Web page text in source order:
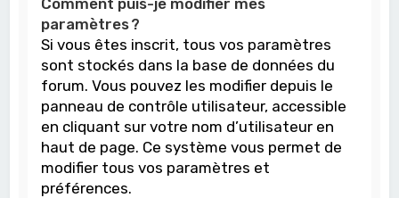
paramètres ?
Si vous êtes inscrit, tous vos paramètres
sont stockés dans la base de données du
forum. Vous pouvez les modifier depuis le
panneau de contrôle utilisateur, accessible
en cliquant sur votre nom d’utilisateur en
haut de page. Ce système vous permet de
modifier tous vos paramètres et
préférences.